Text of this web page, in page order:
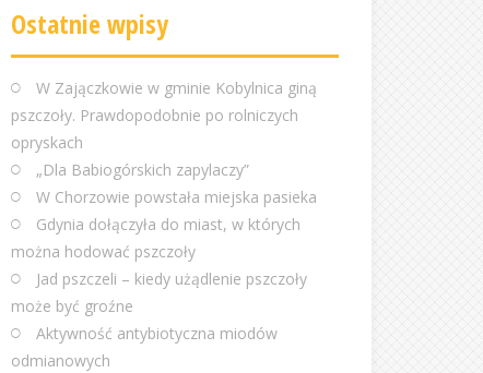
Ostatnie wpisy
W Zajączkowie w gminie Kobylnica giną
pszczoły. Prawdopodobnie po rolniczych
opryskach
„Dla Babiogórskich zapylaczy”
W Chorzowie powstała miejska pasieka
Gdynia dołączyła do miast, w których
można hodować pszczoły
Jad pszczeli – kiedy użądlenie pszczoły
może być groźne
Aktywność antybiotyczna miodów
odmianowych